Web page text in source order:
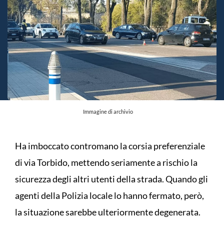
Immagine di archivio
Ha imboccato contromano la corsia preferenziale
di via Torbido, mettendo seriamente a rischio la
sicurezza degli altri utenti della strada. Quando gli
agenti della Polizia locale lo hanno fermato, però,
la situazione sarebbe ulteriormente degenerata.